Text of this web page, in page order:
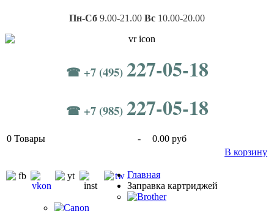
Пн-Сб 9.00-21.00 Вс 10.00-20.00
☎ +7 (495) 227-05-18
☎ +7 (985) 227-05-18
0 Товары -
0.00 руб
В корзину
Главная
Заправка картриджей